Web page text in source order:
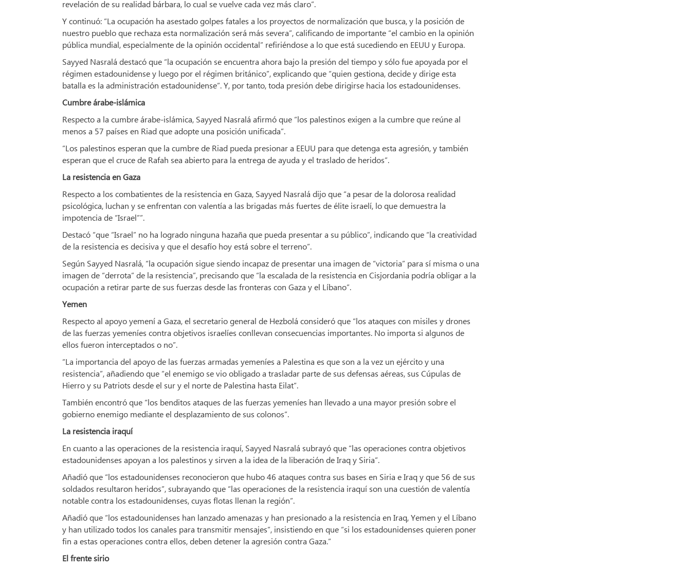
revelación de su realidad bárbara, lo cual se vuelve cada vez más claro”.
Y continuó: “La ocupación ha asestado golpes fatales a los proyectos de normalización que busca, y la posición de
nuestro pueblo que rechaza esta normalización será más severa”, calificando de importante “el cambio en la opinión
pública mundial, especialmente de la opinión occidental” refiriéndose a lo que está sucediendo en EEUU y Europa.
Sayyed Nasralá destacó que “la ocupación se encuentra ahora bajo la presión del tiempo y sólo fue apoyada por el
régimen estadounidense y luego por el régimen británico”, explicando que “quien gestiona, decide y dirige esta
batalla es la administración estadounidense”. Y, por tanto, toda presión debe dirigirse hacia los estadounidenses.
Cumbre árabe-islámica
Respecto a la cumbre árabe-islámica, Sayyed Nasralá afirmó que “los palestinos exigen a la cumbre que reúne al
menos a 57 países en Riad que adopte una posición unificada”.
“Los palestinos esperan que la cumbre de Riad pueda presionar a EEUU para que detenga esta agresión, y también
esperan que el cruce de Rafah sea abierto para la entrega de ayuda y el traslado de heridos”.
La resistencia en Gaza
Respecto a los combatientes de la resistencia en Gaza, Sayyed Nasralá dijo que “a pesar de la dolorosa realidad
psicológica, luchan y se enfrentan con valentía a las brigadas más fuertes de élite israelí, lo que demuestra la
impotencia de “Israel””.
Destacó “que “Israel” no ha logrado ninguna hazaña que pueda presentar a su público”, indicando que “la creatividad
de la resistencia es decisiva y que el desafío hoy está sobre el terreno”.
Según Sayyed Nasralá, “la ocupación sigue siendo incapaz de presentar una imagen de “victoria” para sí misma o una
imagen de “derrota” de la resistencia”, precisando que “la escalada de la resistencia en Cisjordania podría obligar a la
ocupación a retirar parte de sus fuerzas desde las fronteras con Gaza y el Líbano”.
Yemen
Respecto al apoyo yemení a Gaza, el secretario general de Hezbolá consideró que “los ataques con misiles y drones
de las fuerzas yemeníes contra objetivos israelíes conllevan consecuencias importantes. No importa si algunos de
ellos fueron interceptados o no”.
“La importancia del apoyo de las fuerzas armadas yemeníes a Palestina es que son a la vez un ejército y una
resistencia”, añadiendo que “el enemigo se vio obligado a trasladar parte de sus defensas aéreas, sus Cúpulas de
Hierro y su Patriots desde el sur y el norte de Palestina hasta Eilat”.
También encontró que “los benditos ataques de las fuerzas yemeníes han llevado a una mayor presión sobre el
gobierno enemigo mediante el desplazamiento de sus colonos”.
La resistencia iraquí
En cuanto a las operaciones de la resistencia iraquí, Sayyed Nasralá subrayó que “las operaciones contra objetivos
estadounidenses apoyan a los palestinos y sirven a la idea de la liberación de Iraq y Siria”.
Añadió que “los estadounidenses reconocieron que hubo 46 ataques contra sus bases en Siria e Iraq y que 56 de sus
soldados resultaron heridos”, subrayando que “las operaciones de la resistencia iraquí son una cuestión de valentía
notable contra los estadounidenses, cuyas flotas llenan la región”.
Añadió que “los estadounidenses han lanzado amenazas y han presionado a la resistencia en Iraq, Yemen y el Líbano
y han utilizado todos los canales para transmitir mensajes”, insistiendo en que “si los estadounidenses quieren poner
fin a estas operaciones contra ellos, deben detener la agresión contra Gaza.”
El frente sirio